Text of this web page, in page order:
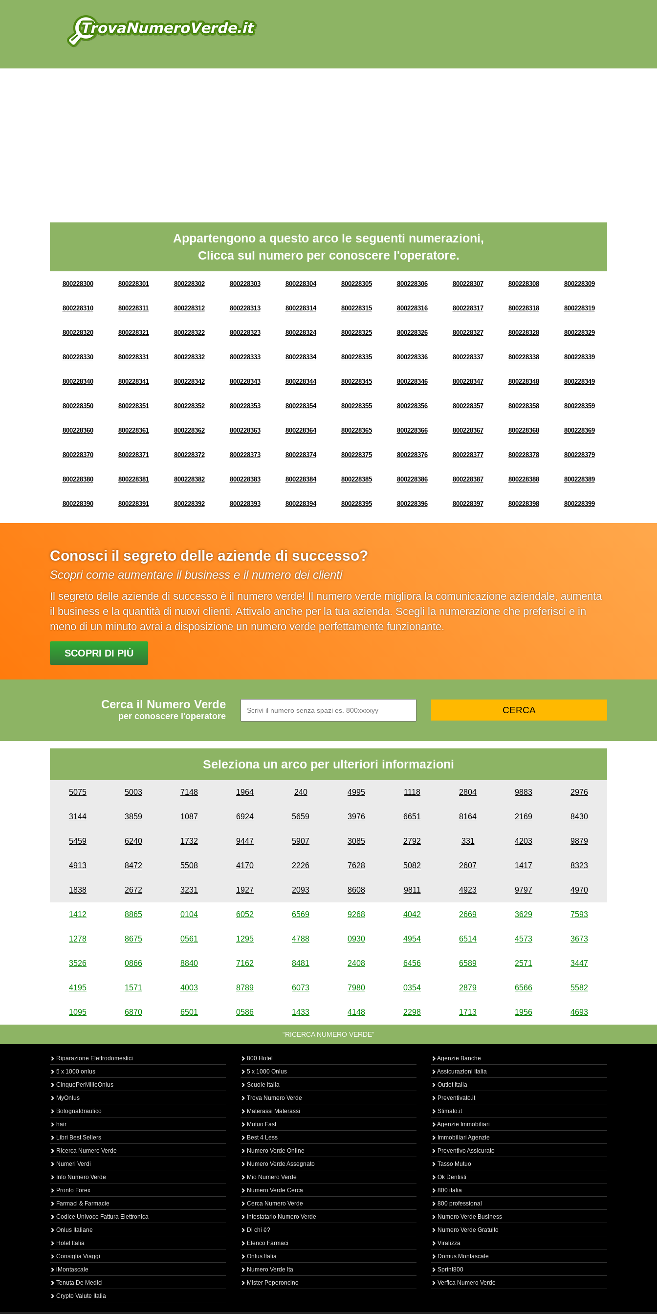
Appartengono a questo arco le seguenti numerazioni,
Clicca sul numero per conoscere l'operatore.
800228300 800228301 800228302 800228303 800228304 800228305 800228306 800228307 800228308 800228309
800228310 800228311 800228312 800228313 800228314 800228315 800228316 800228317 800228318 800228319
800228320 800228321 800228322 800228323 800228324 800228325 800228326 800228327 800228328 800228329
800228330 800228331 800228332 800228333 800228334 800228335 800228336 800228337 800228338 800228339
800228340 800228341 800228342 800228343 800228344 800228345 800228346 800228347 800228348 800228349
800228350 800228351 800228352 800228353 800228354 800228355 800228356 800228357 800228358 800228359
800228360 800228361 800228362 800228363 800228364 800228365 800228366 800228367 800228368 800228369
800228370 800228371 800228372 800228373 800228374 800228375 800228376 800228377 800228378 800228379
800228380 800228381 800228382 800228383 800228384 800228385 800228386 800228387 800228388 800228389
800228390 800228391 800228392 800228393 800228394 800228395 800228396 800228397 800228398 800228399
Conosci il segreto delle aziende di successo?
Scopri come aumentare il business e il numero dei clienti
Il segreto delle aziende di successo è il numero verde! Il numero verde migliora la comunicazione aziendale, aumenta
il business e la quantità di nuovi clienti. Attivalo anche per la tua azienda. Scegli la numerazione che preferisci e in
meno di un minuto avrai a disposizione un numero verde perfettamente funzionante.
SCOPRI DI PIÙ
Cerca il Numero Verde
per conoscere l'operatore
Seleziona un arco per ulteriori informazioni
5075 5003 7148 1964 240 4995 1118 2804 9883 2976
3144 3859 1087 6924 5659 3976 6651 8164 2169 8430
5459 6240 1732 9447 5907 3085 2792 331 4203 9879
4913 8472 5508 4170 2226 7628 5082 2607 1417 8323
1838 2672 3231 1927 2093 8608 9811 4923 9797 4970
1412 8865 0104 6052 6569 9268 4042 2669 3629 7593
1278 8675 0561 1295 4788 0930 4954 6514 4573 3673
3526 0866 8840 7162 8481 2408 6456 6589 2571 3447
4195 1571 4003 8789 6073 7980 0354 2879 6566 5582
1095 6870 6501 0586 1433 4148 2298 1713 1956 4693
“RICERCA NUMERO VERDE”
Riparazione Elettrodomestici
5 x 1000 onlus
CinquePerMilleOnlus
MyOnlus
BolognaIdraulico
hair
Libri Best Sellers
Ricerca Numero Verde
Numeri Verdi
Info Numero Verde
Pronto Forex
Farmaci & Farmacie
Codice Univoco Fattura Elettronica
Onlus Italiane
Hotel Italia
Consiglia Viaggi
iMontascale
Tenuta De Medici
Crypto Valute Italia
800 Hotel
5 x 1000 Onlus
Scuole Italia
Trova Numero Verde
Materassi Materassi
Mutuo Fast
Best 4 Less
Numero Verde Online
Numero Verde Assegnato
Mio Numero Verde
Numero Verde Cerca
Cerca Numero Verde
Intestatario Numero Verde
Di chi è?
Elenco Farmaci
Onlus Italia
Numero Verde Ita
Mister Peperoncino
Agenzie Banche
Assicurazioni Italia
Outlet Italia
Preventivato.it
Stimato.it
Agenzie Immobiliari
Immobiliari Agenzie
Preventivo Assicurato
Tasso Mutuo
Ok Dentisti
800 italia
800 professional
Numero Verde Business
Numero Verde Gratuito
Viralizza
Domus Montascale
Sprint800
Verfica Numero Verde